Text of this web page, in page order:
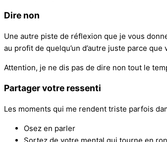
Dire non
Une autre piste de réflexion que je vous
au profit de quelqu’un d’autre juste parce
Attention, je ne dis pas de dire non tout le
Partager votre ressenti
Les moments qui me rendent triste parfois
Osez en parler